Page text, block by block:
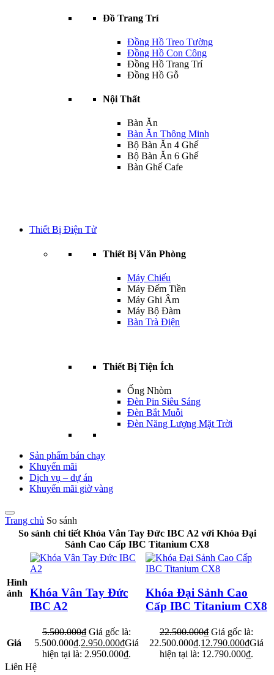
Đồ Trang Trí
Đồng Hồ Treo Tường
Đồng Hồ Con Công
Đồng Hồ Trang Trí
Đồng Hồ Gỗ
Nội Thất
Bàn Ăn
Bàn Ăn Thông Minh
Bộ Bàn Ăn 4 Ghế
Bộ Bàn Ăn 6 Ghế
Bàn Ghế Cafe
Thiết Bị Điện Tử
Thiết Bị Văn Phòng
Máy Chiếu
Máy Đếm Tiền
Máy Ghi Âm
Máy Bộ Đàm
Bàn Trà Điện
Thiết Bị Tiện Ích
Ống Nhòm
Đèn Pin Siêu Sáng
Đèn Bắt Muỗi
Đèn Năng Lượng Mặt Trời
Sản phẩm bán chạy
Khuyến mãi
Dịch vụ – dự án
Khuyến mãi giờ vàng
Trang chủ So sánh
So sánh chi tiết Khóa Vân Tay Đức IBC A2 với Khóa Đại
Sảnh Cao Cấp IBC Titanium CX8
Hình
ảnh
Khóa Vân Tay Đức
IBC A2
Khóa Đại Sảnh Cao
Cấp IBC Titanium CX8
Giá
5.500.000₫ Giá gốc là:
5.500.000₫.2.950.000₫Giá
hiện tại là: 2.950.000₫.
22.500.000₫ Giá gốc là:
22.500.000₫.12.790.000₫Giá
hiện tại là: 12.790.000₫.
Liên Hệ